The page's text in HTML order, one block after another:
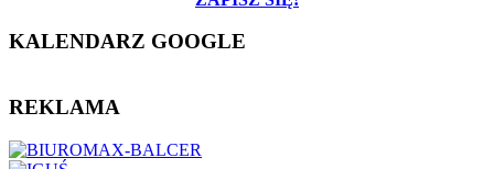
KALENDARZ GOOGLE
REKLAMA